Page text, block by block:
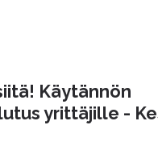
Käytännön
yrittäjille -